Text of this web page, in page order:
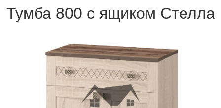
Тумба 800 с ящиком Стелла